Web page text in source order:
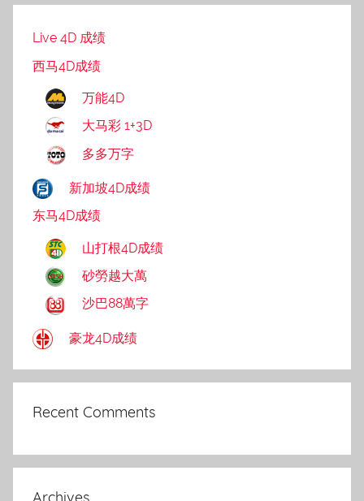
Live 4D 成绩
西马4D成绩
万能4D
大马彩 1+3D
多多万字
新加坡4D成绩
东马4D成绩
山打根4D成绩
砂勞越大萬
沙巴88萬字
豪龙4D成绩
Recent Comments
Archives